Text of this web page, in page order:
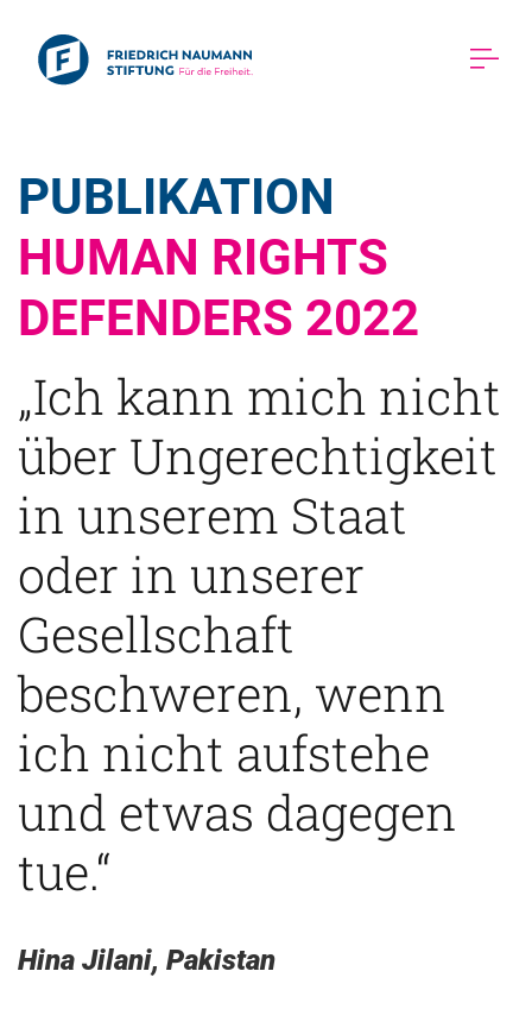
PUBLIKATION
HUMAN RIGHTS
DEFENDERS 2022
„Ich kann mich nicht
über Ungerechtigkeit
in unserem Staat
oder in unserer
Gesellschaft
beschweren, wenn
ich nicht aufstehe
und etwas dagegen
tue.“
Hina Jilani, Pakistan